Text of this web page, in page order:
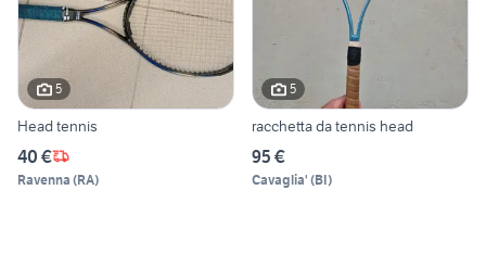
5
Head tennis
40 €
Ravenna (RA)
5
racchetta da tennis head
95 €
Cavaglia' (BI)